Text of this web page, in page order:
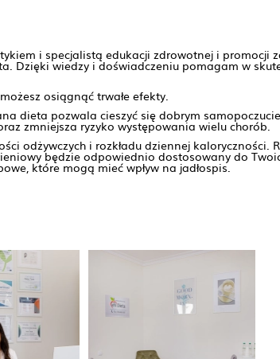
i specjalistą edukacji zdrowotnej i promocji
Dzięki wiedzy i doświadczeniu pomagam w
osiągnąć trwałe efekty.
dieta pozwala cieszyć się dobrym
zmniejsza ryzyko występowania wielu chorób.
odżywczych i rozkładu dziennej kaloryczności.
będzie odpowiednio dostosowany do
które mogą mieć wpływ na jadłospis.